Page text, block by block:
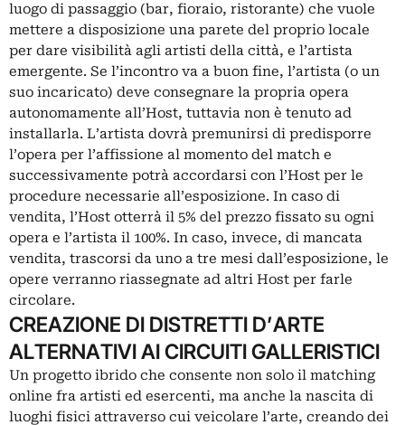
luogo di passaggio (bar, fioraio, ristorante) che vuole
mettere a disposizione una parete del proprio locale
per dare visibilità agli artisti della città, e l’artista
emergente. Se l’incontro va a buon fine, l’artista (o un
suo incaricato) deve consegnare la propria opera
autonomamente all’Host, tuttavia non è tenuto ad
installarla. L’artista dovrà premunirsi di predisporre
l’opera per l’affissione al momento del match e
successivamente potrà accordarsi con l’Host per le
procedure necessarie all’esposizione. In caso di
vendita, l’Host otterrà il 5% del prezzo fissato su ogni
opera e l’artista il 100%. In caso, invece, di mancata
vendita, trascorsi da uno a tre mesi dall’esposizione, le
opere verranno riassegnate ad altri Host per farle
circolare.
CREAZIONE DI DISTRETTI D’ARTE
ALTERNATIVI AI CIRCUITI GALLERISTICI
Un progetto ibrido che consente non solo il matching
online fra artisti ed esercenti, ma anche la nascita di
luoghi fisici attraverso cui veicolare l’arte, creando dei